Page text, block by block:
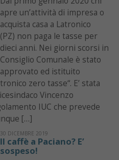
apre un’attività di impresa o
acquista casa a Latronico
(PZ) non paga le tasse per
dieci anni. Nei giorni scorsi in
Consiglio Comunale è stato
approvato ed istituito
zero tasse“. E’ stata
Vincenzo
IUC che prevede
[…]
30 DICEMBRE 2019
Il caffè a Paciano? E’
sospeso!